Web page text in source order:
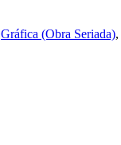
Gráfica (Obra Seriada),